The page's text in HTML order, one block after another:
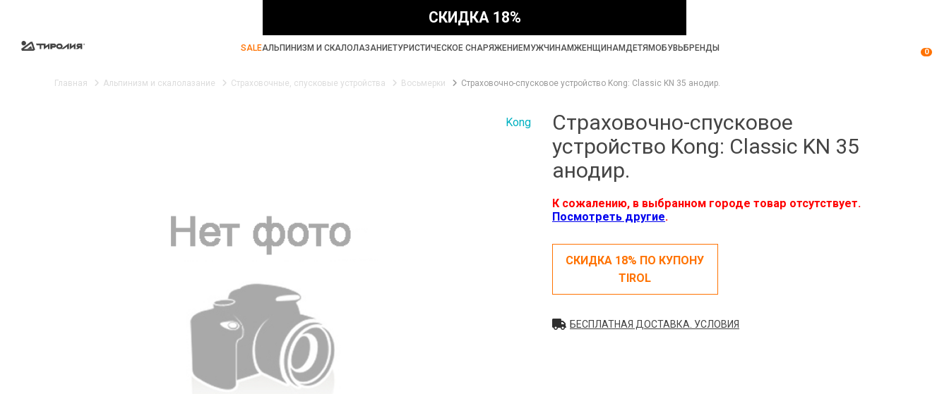
СКИДКА 18%
SALEАЛЬПИНИЗМ И СКАЛОЛАЗАНИЕТУРИСТИЧЕСКОЕ СНАРЯЖЕНИЕМУЖЧИНАМЖЕНЩИНАМДЕТЯМОБУВЬ БРЕНДЫ 0
Главная Альпинизм и скалолазание Страховочные, спусковые устройства Восьмерки Страховочно-спусковое устройство Kong: Classic KN 35 анодир.
Kong
Страховочно-спусковое
устройство Kong: Classic KN 35
анодир.
К сожалению, в выбранном городе товар отсутствует.
Посмотреть другие.
СКИДКА 18% ПО КУПОНУ
TIROL
БЕСПЛАТНАЯ ДОСТАВКА. УСЛОВИЯ